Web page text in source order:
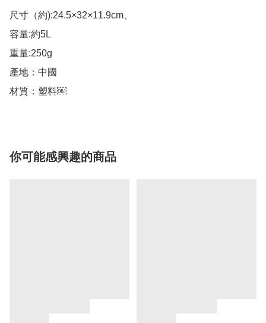
尺寸（約):24.5×32×11.9cm、
容量:約5L
重量:250g
產地：中國
材質：塑料￼
你可能感興趣的商品